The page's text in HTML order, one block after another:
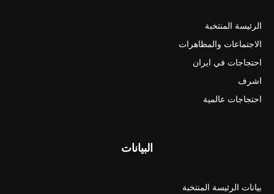
الرئيسة المنتخبة
الاجتماعات والمظاهرات
احتجاجات في ايران
اشرف
احتجاجات عالمية
البيانات
بيانات الرئيسة المنتخبة